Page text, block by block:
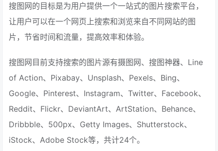
搜图网的目标是为用户提供一个一站式的图片搜索平台，
让用户可以在一个网页上搜索和浏览来自不同网站的图
片，节省时间和流量，提高效率和体验。
搜图网目前支持搜索的图片源有摄图网、搜图神器、Line
of Action、Pixabay、Unsplash、Pexels、Bing、
Google、Pinterest、Instagram、Twitter、Facebook、
Reddit、Flickr、DeviantArt、ArtStation、Behance、
Dribbble、500px、Getty Images、Shutterstock、
iStock、Adobe Stock等，共计24个。